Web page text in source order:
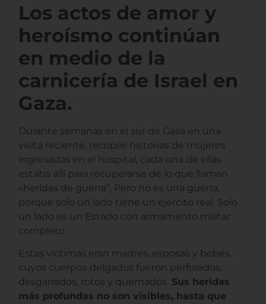
Los actos de amor y
heroísmo continúan
en medio de la
carnicería de Israel en
Gaza.
Durante semanas en el sur de Gaza en una
visita reciente, recopilé historias de mujeres
ingresadas en el hospital, cada una de ellas
estaba allí para recuperarse de lo que llaman
«heridas de guerra”. Pero no es una guerra,
porque solo un lado tiene un ejército real. Solo
un lado es un Estado con armamento militar
completo.
Estas víctimas eran madres, esposas y bebés,
cuyos cuerpos delgados fueron perforados,
desgarrados, rotos y quemados. Sus heridas
más profundas no son visibles, hasta que